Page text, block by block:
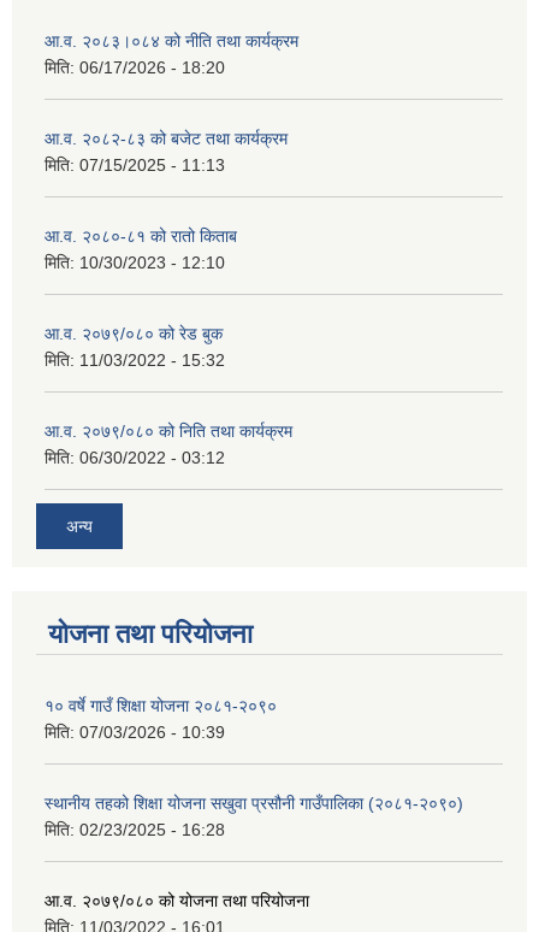
आ.व. २०८३।०८४ को नीति तथा कार्यक्रम
मिति: 06/17/2026 - 18:20
आ.व. २०८२-८३ को बजेट तथा कार्यक्रम
मिति: 07/15/2025 - 11:13
आ.व. २०८०-८१ को रातो किताब
मिति: 10/30/2023 - 12:10
आ.व. २०७९/०८० को रेड बुक
मिति: 11/03/2022 - 15:32
आ.व. २०७९/०८० को निति तथा कार्यक्रम
मिति: 06/30/2022 - 03:12
अन्य
योजना तथा परियोजना
१० वर्षे गाउँ शिक्षा योजना २०८१-२०९०
मिति: 07/03/2026 - 10:39
स्थानीय तहको शिक्षा योजना सखुवा प्रसौनी गाउँपालिका (२०८१-२०९०)
मिति: 02/23/2025 - 16:28
आ.व. २०७९/०८० को योजना तथा परियोजना
मिति: 11/03/2022 - 16:01